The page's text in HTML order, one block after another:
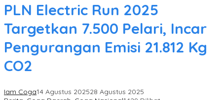
PLN Electric Run 2025
Targetkan 7.500 Pelari, Incar
Pengurangan Emisi 21.812 Kg
CO2
Iam Coga14 Agustus 202528 Agustus 2025